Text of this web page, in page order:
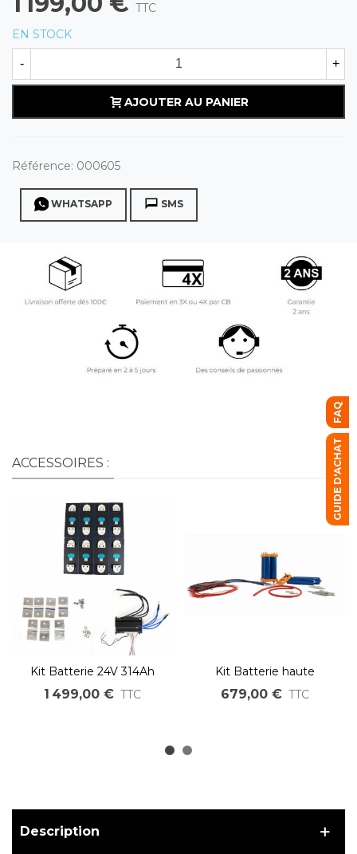
TTC
EN STOCK
- +
AJOUTER AU PANIER
Référence: 000605
WHATSAPP SMS
ACCESSOIRES :
Kit Batterie 24V 314Ah
7536Wh Lithium Fer à
assembler DIY LiFePO4
1 499,00 € TTC
Kit Batterie haute
puissance 24V 34Ah
816Wh Lithium Fer à
679,00 € TTC
Description
FAQ
GUIDE D'ACHAT